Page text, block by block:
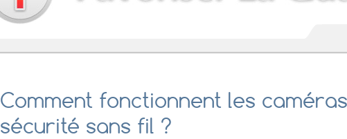
Comment fonctionnent les
sécurité sans fil ?